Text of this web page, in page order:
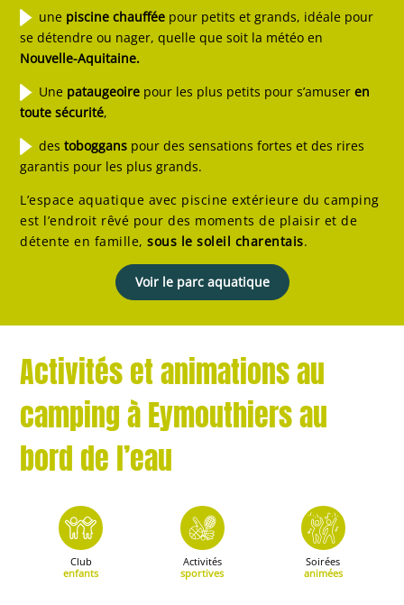
une piscine chauffée pour petits et grands, idéale pour
se détendre ou nager, quelle que soit la météo en
Nouvelle-Aquitaine.
Une pataugeoire pour les plus petits pour s’amuseren
toute sécurité,
destoboggans pour des sensations fortes et des rires
garantis pour les plus grands.
L’espace aquatique avec piscine extérieure du camping
est l’endroit rêvé pour des moments de plaisir et de
détente en famille, sous le soleil charentais.
Voir le parc aquatique
Activités et animations au
camping à Eymouthiers au
bord de l’eau
Club
enfants
Activités
sportives
Soirées
animées